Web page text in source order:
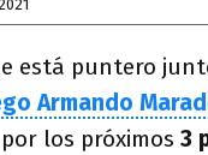
está puntero
Armando
los próximos 3